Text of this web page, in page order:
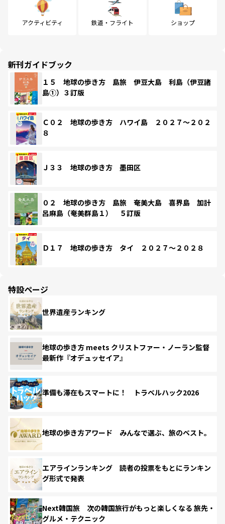
アクティビティ 鉄道・フライト ショップ
新刊ガイドブック
１５ 地球の歩き方 島旅 伊豆大島 利島（伊豆諸
島①）３訂版
Ｃ０２ 地球の歩き方 ハワイ島 ２０２７～２０２
８
Ｊ３３ 地球の歩き方 墨田区
０２ 地球の歩き方 島旅 奄美大島 喜界島 加計
呂麻島（奄美群島１） ５訂版
Ｄ１７ 地球の歩き方 タイ ２０２７～２０２８
特設ページ
世界遺産ランキング
地球の歩き方 meets クリストファー・ノーラン監督
最新作『オデュッセイア』
準備も滞在もスマートに！ トラベルハック2026
地球の歩き方アワード みんなで選ぶ、旅のベスト。
エアラインランキング 読者の投票をもとにランキン
グ形式で発表
Next韓国旅 次の韓国旅行がもっと楽しくなる 旅先・
グルメ・テクニック